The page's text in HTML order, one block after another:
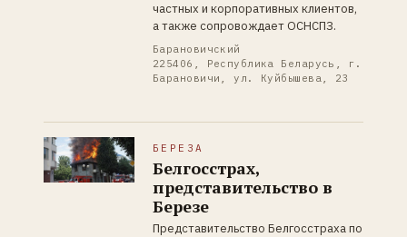
частных и корпоративных клиентов,
а также сопровождает ОСНСПЗ.
Барановичский
225406, Республика Беларусь, г.
Барановичи, ул. Куйбышева, 23
БЕРЕЗА
Белгосстрах,
представительство в
Березе
Представительство Белгосстраха по